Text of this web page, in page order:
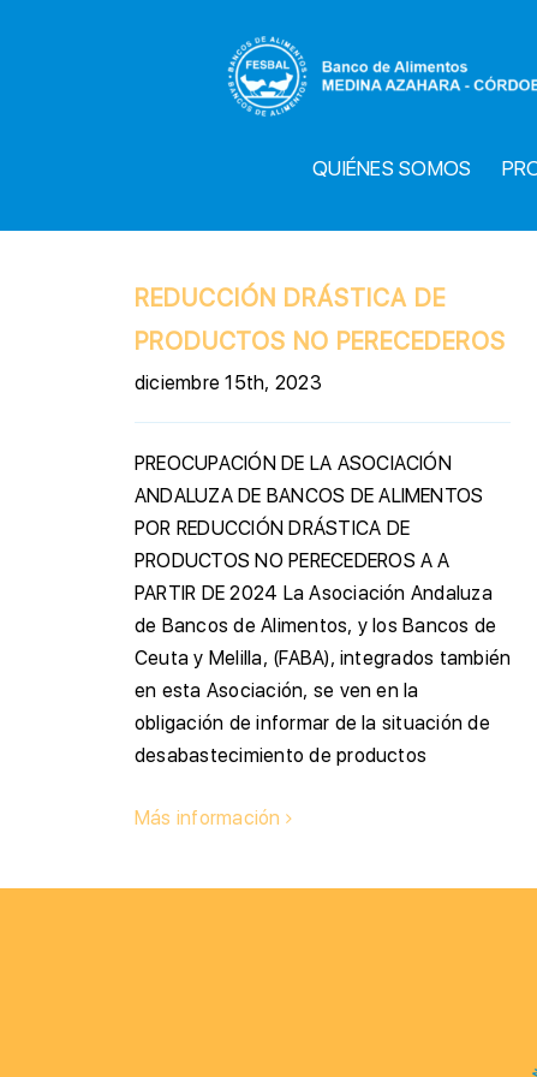
QUIÉNES SOMOS
REDUCCIÓN DRÁSTICA DE
PRODUCTOS NO PERECEDEROS
diciembre 15th, 2023
PREOCUPACIÓN DE LA ASOCIACIÓN
ANDALUZA DE BANCOS DE ALIMENTOS
POR REDUCCIÓN DRÁSTICA DE
PRODUCTOS NO PERECEDEROS A A
PARTIR DE 2024 La Asociación Andaluza
de Bancos de Alimentos, y los Bancos de
Ceuta y Melilla, (FABA), integrados también
en esta Asociación, se ven en la
obligación de informar de la situación de
desabastecimiento de productos
Más información